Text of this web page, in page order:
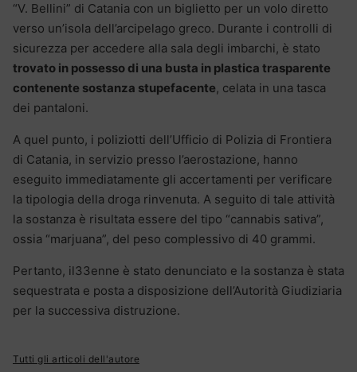
“V. Bellini” di Catania con un biglietto per un volo diretto
verso un’isola dell’arcipelago greco. Durante i controlli di
sicurezza per accedere alla sala degli imbarchi, è stato
trovato in possesso di una busta in plastica trasparente
contenente sostanza stupefacente, celata in una tasca
dei pantaloni.
A quel punto, i poliziotti dell’Ufficio di Polizia di Frontiera
di Catania, in servizio presso l’aerostazione, hanno
eseguito immediatamente gli accertamenti per verificare
la tipologia della droga rinvenuta. A seguito di tale attività
la sostanza è risultata essere del tipo “cannabis sativa”,
ossia “marjuana”, del peso complessivo di 40 grammi.
Pertanto, il33enne è stato denunciato e la sostanza è stata
sequestrata e posta a disposizione dell’Autorità Giudiziaria
per la successiva distruzione.
Tutti gli articoli dell'autore